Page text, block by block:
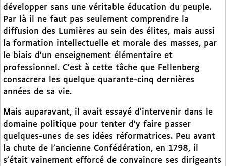
développer sans une véritable éducation du peuple.
Par là il ne faut pas seulement comprendre la
diffusion des Lumières au sein des élites, mais aussi
la formation intellectuelle et morale des masses, par
le biais d’un enseignement élémentaire et
professionnel. C’est à cette tâche que Fellenberg
consacrera les quelque quarante-cinq dernières
années de sa vie.
Mais auparavant, il avait essayé d’intervenir dans le
domaine politique pour tenter d’y faire passer
quelques-unes de ses idées réformatrices. Peu avant
la chute de l’ancienne Confédération, en 1798, il
s’était vainement efforcé de convaincre ses dirigeants